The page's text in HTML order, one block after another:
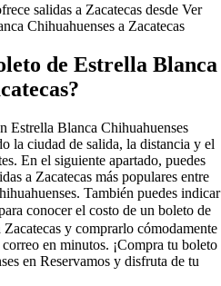
salidas a Zacatecas desde Ver
Chihuahuenses a Zacatecas
de Estrella Blanca
Estrella Blanca Chihuahuenses
la ciudad de salida, la distancia y el
En el siguiente apartado, puedes
a Zacatecas más populares entre
También puedes indicar
conocer el costo de un boleto de
y comprarlo cómodamente
en minutos. ¡Compra tu boleto
en Reservamos y disfruta de tu